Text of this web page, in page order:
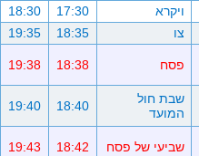
ויקרא 17:30
18:30
צו 18:35
19:35
פסח 18:38
19:38
שבת חול
המועד
18:40
19:40
שביעי של פסח 18:42
19:43